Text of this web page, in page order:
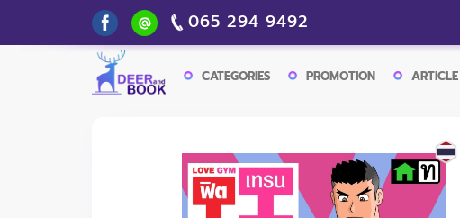
065 294 9492
CATEGORIES PROMOTION ARTICLE